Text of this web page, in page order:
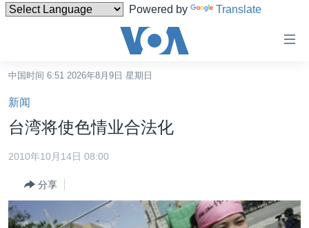
Powered by Translate
碍
链
接
转
容
跳
港澳
国际
中国时间 6:51 2026年8月9日 星期日
新闻
台湾将使色情业合法化
2010年10月14日 08:00
分享